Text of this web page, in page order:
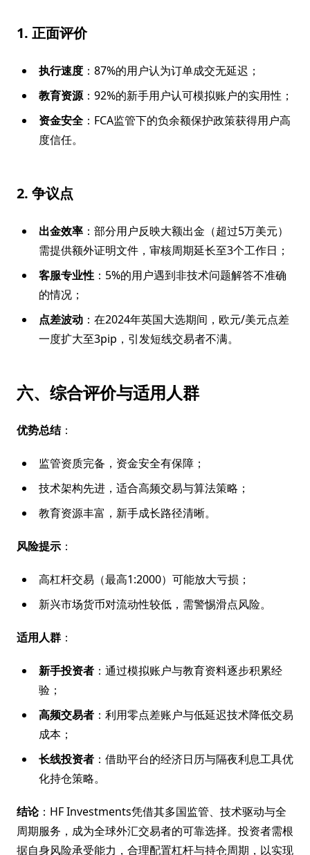
1. 正面评价
执行速度 ：87%的用户认为订单成交无延迟；
教育资源：92%的新手用户认可模拟账户的实用性；
资金安全 ：FCA监管下的负余额保护政策获得用户高
度信任。
2. 争议点
出金效率 ：部分用户反映大额出金（超过5万美元）
需提供额外证明文件，审核周期延长至3个工作日；
客服专业性 ：5%的用户遇到非技术问题解答不准确
的情况；
点差波动 ：在2024年英国大选期间，欧元/美元点差
一度扩大至3pip，引发短线交易者不满。
六、综合评价与适用人群
优势总结：
监管资质完备，资金安全有保障；
技术架构先进，适合高频交易与算法策略；
教育资源丰富，新手成长路径清晰。
风险提示 ：
高杠杆交易（最高1:2000）可能放大亏损；
新兴市场货币对流动性较低，需警惕滑点风险。
适用人群 ：
新手投资者 ：通过模拟账户与教育资料逐步积累经
验；
高频交易者 ：利用零点差账户与低延迟技术降低交易
成本；
长线投资者 ：借助平台的经济日历与隔夜利息工具优
化持仓策略。
结论：HF Investments凭借其多国监管、技术驱动与全
周期服务，成为全球外汇交易者的可靠选择。投资者需根
据自身风险承受能力，合理配置杠杆与持仓周期，以实现